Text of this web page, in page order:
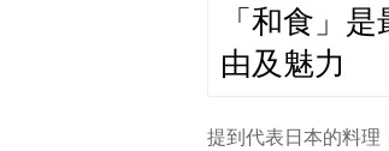
「和食」
由及魅力
提到代表日本的料理